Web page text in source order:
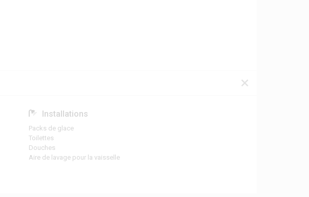
Installations
Packs de glace
Toilettes
Douches
Aire de lavage pour la vaisselle